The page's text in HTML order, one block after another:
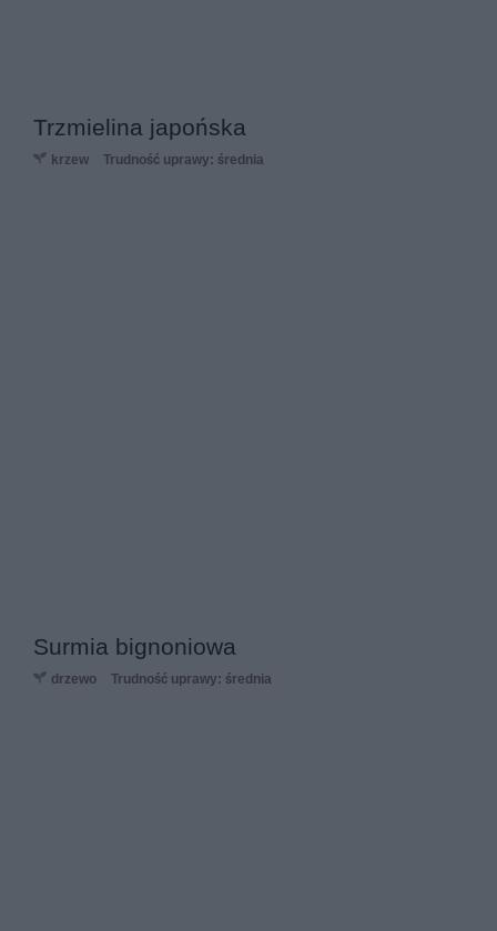
Trzmielina japońska
krzew Trudność uprawy: średnia
Surmia bignoniowa
drzewo Trudność uprawy: średnia